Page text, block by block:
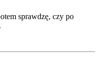
sprawdzę, czy po